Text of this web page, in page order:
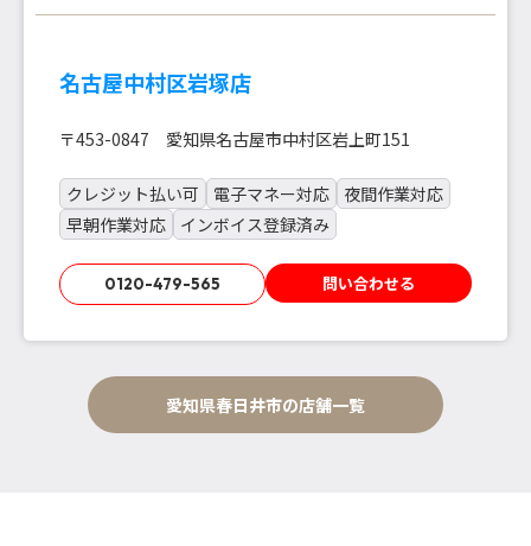
名古屋中村区岩塚店
〒453-0847 愛知県名古屋市中村区岩上町151
クレジット払い可 電子マネー対応
夜間作業対応
早朝作業対応
インボイス登録済み
0120-479-565 問い合わせる
愛知県春日井市の店舗一覧